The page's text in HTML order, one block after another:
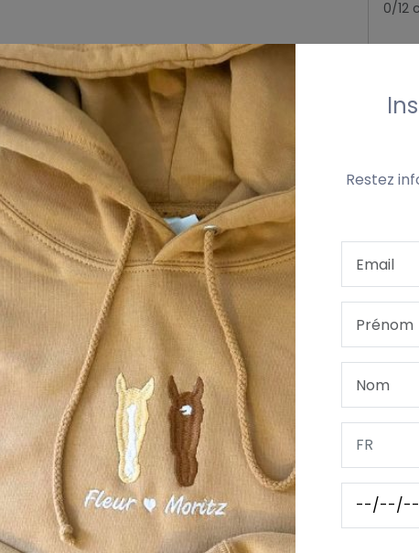
0/12
SUR QUANTITÉ VOTRE LOGO/ DESSIN DÉLAI
pour enfantest idéale pour les petits cuisiniers en
, garantissant un port confortable pour différents
Restez